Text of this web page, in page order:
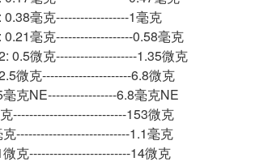
毫克------------------1毫克
毫克-------------------0.58毫克
0.5微克--------------------1.35微克
微克----------------------6.8微克
克NE-----------------6.8毫克NE
----------------------------153微克
----------------------------1.1毫克
克-------------------------14微克